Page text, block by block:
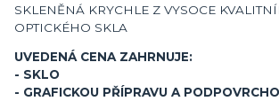
SKLENĚNÁ KRYCHLE Z VYSOCE
OPTICKÉHO SKLA
UVEDENÁ CENA ZAHRNUJE:
- SKLO
- GRAFICKOU PŘÍPRAVU A